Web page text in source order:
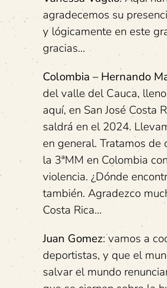
agradecemos su
y lógicamente en este
gracias…
Colombia – Hernando
del valle del Cauca,
aquí, en San José Costa
saldrá en el 2024.
en general. Tratamos
la 3ªMM en Colombia
violencia. ¿Dónde
también. Agradezco
Costa Rica…
Juan Gomez: vamos a
deportistas, y que el
salvar el mundo